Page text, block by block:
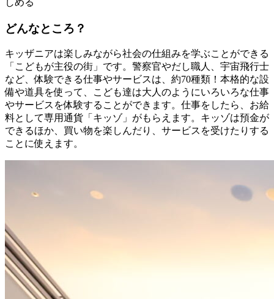
しめる
どんなところ？
キッザニアは楽しみながら社会の仕組みを学ぶことができる
「こどもが主役の街」です。警察官やだし職人、宇宙飛行士
など、体験できる仕事やサービスは、約70種類！本格的な設
備や道具を使って、こども達は大人のようにいろいろな仕事
やサービスを体験することができます。仕事をしたら、お給
料として専用通貨「キッゾ」がもらえます。キッゾは預金が
できるほか、買い物を楽しんだり、サービスを受けたりする
ことに使えます。